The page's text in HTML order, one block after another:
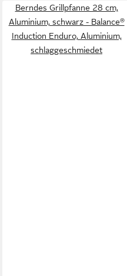
Berndes Grillpfanne 28 cm,
Aluminium, schwarz - Balance®
Induction Enduro, Aluminium,
schlaggeschmiedet